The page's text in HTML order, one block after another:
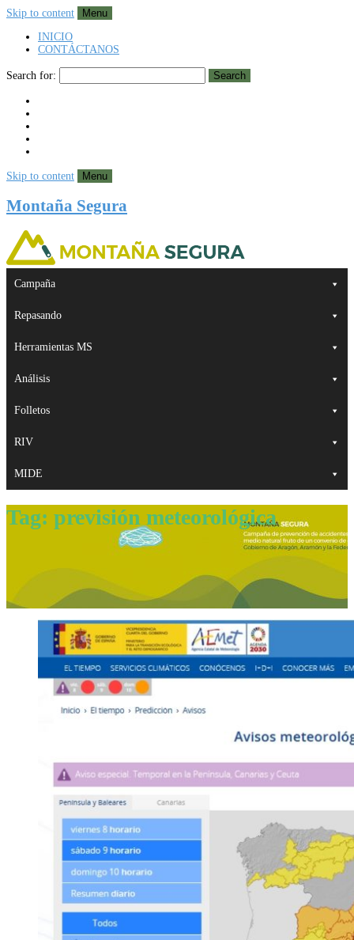
Skip to content
Menu
INICIO
CONTÁCTANOS
Search for: Search
Skip to content Menu
Montaña Segura
Campaña
Repasando
Herramientas MS
Análisis
Folletos
RIV
MIDE
Tag: previsión meteorológica